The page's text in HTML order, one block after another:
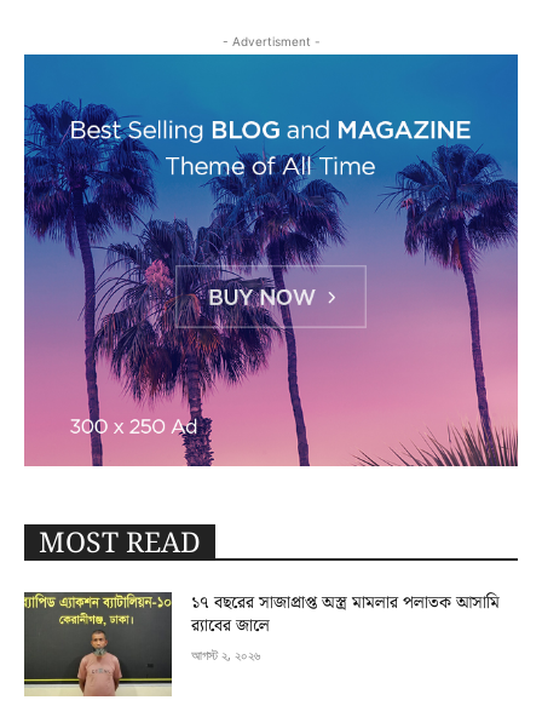
- Advertisment -
MOST READ
১৭ বছরের সাজাপ্রাপ্ত অস্ত্র মামলার পলাতক আসামি
র‍্যাবের জালে
আগস্ট ২, ২০২৬